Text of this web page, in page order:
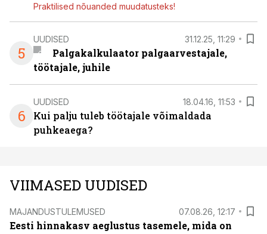
Praktilised nõuanded muudatusteks!
5
UUDISED 31.12.25, 11:29
Palgakalkulaator palgaarvestajale,
töötajale, juhile
6
UUDISED 18.04.16, 11:53
Kui palju tuleb töötajale võimaldada
puhkeaega?
VIIMASED UUDISED
MAJANDUSTULEMUSED 07.08.26, 12:17
Eesti hinnakasv aeglustus tasemele, mida on